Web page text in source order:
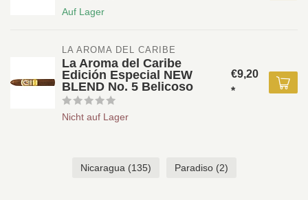
Auf Lager
LA AROMA DEL CARIBE
La Aroma del Caribe
Edición Especial NEW
BLEND No. 5 Belicoso
Nicht auf Lager
€9,20
*
Nicaragua (135) Paradiso (2)